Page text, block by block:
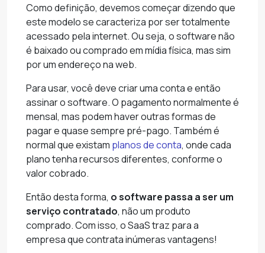
Como definição, devemos começar dizendo que
este modelo se caracteriza por ser totalmente
acessado pela internet. Ou seja, o software não
é baixado ou comprado em mídia física, mas sim
por um endereço na web.
Para usar, você deve criar uma conta e então
assinar o software. O pagamento normalmente é
mensal, mas podem haver outras formas de
pagar e quase sempre pré-pago. Também é
normal que existam planos de conta, onde cada
plano tenha recursos diferentes, conforme o
valor cobrado.
Então desta forma, o software passa a ser um
serviço contratado, não um produto
comprado. Com isso, o SaaS traz para a
empresa que contrata inúmeras vantagens!